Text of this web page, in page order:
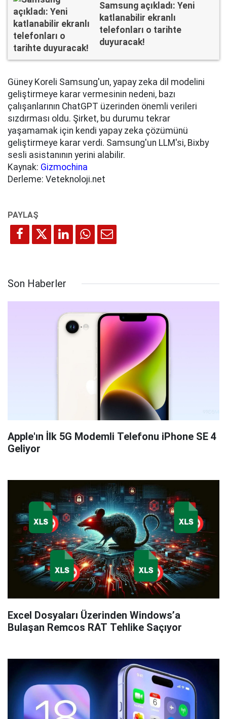
Samsung açıkladı: Yeni
katlanabilir ekranlı
telefonları o tarihte
duyuracak!
Güney Koreli Samsung'un, yapay zeka dil modelini
geliştirmeye karar vermesinin nedeni, bazı
çalışanlarının ChatGPT üzerinden önemli verileri
sızdırması oldu. Şirket, bu durumu tekrar
yaşamamak için kendi yapay zeka çözümünü
geliştirmeye karar verdi. Samsung'un LLM'si, Bixby
sesli asistanının yerini alabilir.
Kaynak: Gizmochina
Derleme: Veteknoloji.net
Son Haberler
Apple'ın İlk 5G Modemli Telefonu iPhone SE 4
Geliyor
Excel Dosyaları Üzerinden Windows’a
Bulaşan Remcos RAT Tehlike Saçıyor